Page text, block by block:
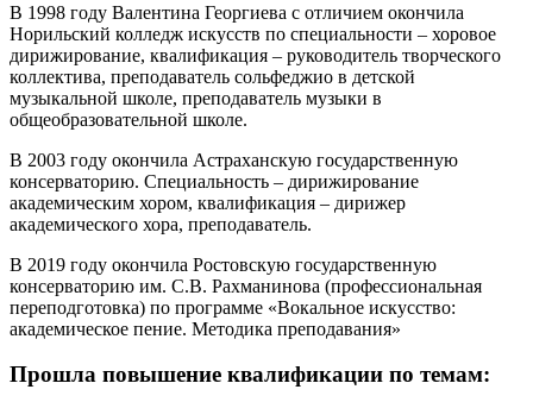
В 1998 году Валентина Георгиева с отличием окончила
Норильский колледж искусств по специальности – хоровое
дирижирование, квалификация – руководитель творческого
коллектива, преподаватель сольфеджио в детской
музыкальной школе, преподаватель музыки в
общеобразовательной школе.
В 2003 году окончила Астраханскую государственную
консерваторию. Специальность – дирижирование
академическим хором, квалификация – дирижер
академического хора, преподаватель.
В 2019 году окончила Ростовскую государственную
консерваторию им. С.В. Рахманинова (профессиональная
переподготовка) по программе «Вокальное искусство:
академическое пение. Методика преподавания»
Прошла повышение квалификации по темам: